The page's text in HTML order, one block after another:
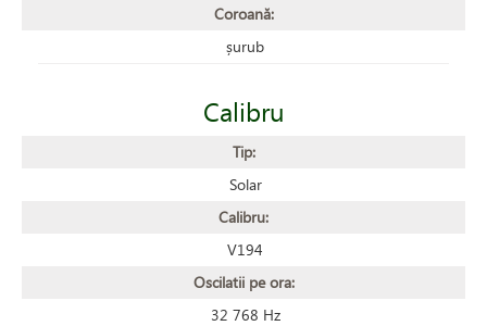
Coroană:
șurub
Calibru
Tip:
Solar
Calibru:
V194
Oscilatii pe ora:
32 768 Hz